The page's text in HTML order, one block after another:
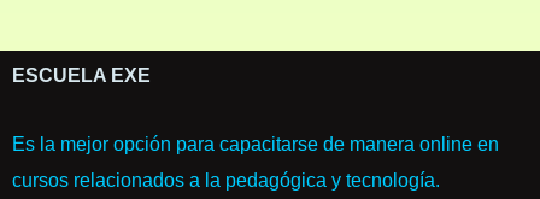
ESCUELA EXE
Es la mejor opción para capacitarse de manera online en
cursos relacionados a la pedagógica y tecnología.